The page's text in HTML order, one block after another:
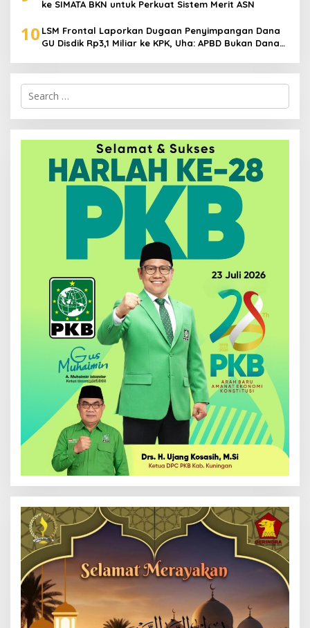
ke SIMATA BKN untuk Perkuat Sistem Merit ASN
10 LSM Frontal Laporkan Dugaan Penyimpangan Dana
GU Disdik Rp3,1 Miliar ke KPK, Uha: APBD Bukan Dana
Search
for: